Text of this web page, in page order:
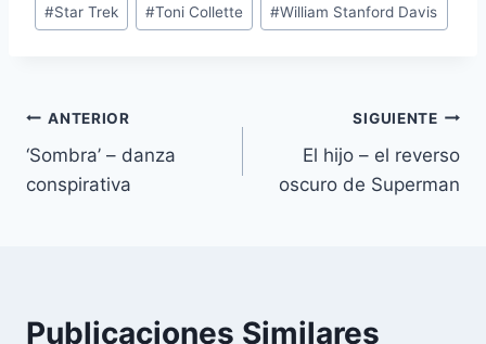
#Star Trek #Toni Collette #William Stanford Davis
Navegación
de
ANTERIOR
‘Sombra’ – danza
conspirativa
SIGUIENTE
El hijo – el reverso
oscuro de Superman
Publicaciones Similares